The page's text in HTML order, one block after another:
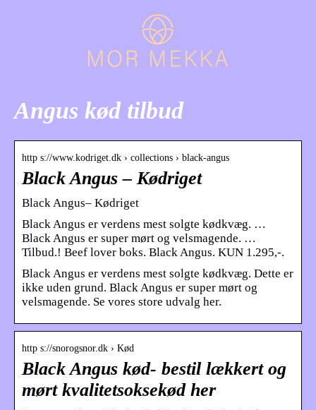
Angus kød tilbud
http s://www.kodriget.dk › collections › black-angus
Black Angus – Kødriget
Black Angus– Kødriget
Black Angus er verdens mest solgte kødkvæg. …
Black Angus er super mørt og velsmagende. …
Tilbud.! Beef lover boks. Black Angus. KUN 1.295,-.
Black Angus er verdens mest solgte kødkvæg. Dette er
ikke uden grund. Black Angus er super mørt og
velsmagende. Se vores store udvalg her.
http s://snorogsnor.dk › Kød
Black Angus kød- bestil lækkert og
mørt kvalitetsoksekød her